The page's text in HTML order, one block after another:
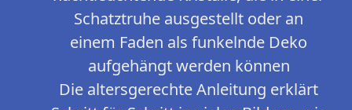
Schatztruhe ausgestellt oder an
einem Faden als funkelnde Deko
aufgehängt werden können
Die altersgerechte Anleitung erklärt